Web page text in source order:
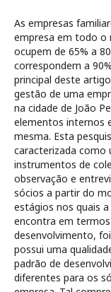
As empresas
empresa em todo o
ocupem de 65% a
correspondem a
principal deste
gestão de uma
na cidade de João
elementos internos
mesma. Esta
caracterizada como
instrumentos de
observação e
sócios a partir do
estágios nos quais
encontra em
desenvolvimento,
possui uma
padrão de
diferentes para os